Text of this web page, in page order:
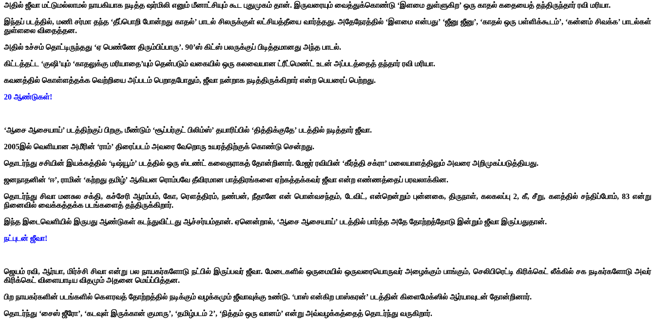
அதில் ஜீவா மட்டுமல்லாமல் நாயகியாக நடித்த ஷர்மிலி எனும் மீனாட்சியும் கூட புதுமுகம் தான். இருவரையும் வைத்துக்கொண்டு ‘இளமை துள்ளுகிற’ ஒரு காதல் கதையைத் தந்திருந்தார் ரவி மரியா.
இந்தப் படத்தில், மணி சர்மா தந்த ‘தீப்பொறி போன்றது காதல்’ பாடல் சிலருக்குள் லட்சியத்தீயை வார்த்தது. அதேநேரத்தில் ‘இளமை என்பது’ ‘ஜீனு ஜீனு’, ‘காதல் ஒரு பள்ளிக்கூடம்’, ‘கன்னம் சிவக்க’ பாடல்கள்
துள்ளலை விதைத்தன.
அதில் உச்சம் தொட்டிருந்தது ‘ஏ பெண்ணே திரும்பிப்பாரு’. 90’ஸ் கிட்ஸ் பலருக்குப் பிடித்தமானது அந்த பாடல்.
கிட்டத்தட்ட ‘குஷி’யும் ‘காதலுக்கு மரியாதை’யும் தென்படும் வகையில் ஒரு கலவையான ட்ரீட்மெண்ட் உடன் அப்படத்தைத் தந்தார் ரவி மரியா.
கவனத்தில் கொள்ளத்தக்க வெற்றியை அப்படம் பெறாதபோதும், ஜீவா நன்றாக நடித்திருக்கிறார் என்ற பெயரைப் பெற்றது.
20 ஆண்டுகள்!
‘ஆசை ஆசையாய்’ படத்திற்குப் பிறகு, மீண்டும் ‘சூப்பர்குட் பிலிம்ஸ்’ தயாரிப்பில் ‘தித்திக்குதே’ படத்தில் நடித்தார் ஜீவா.
2005இல் வெளியான அமீரின் ‘ராம்’ திரைப்படம் அவரை வேறொரு உயரத்திற்குக் கொண்டு சென்றது.
தொடர்ந்து சசியின் இயக்கத்தில் ‘டிஷ்யூம்’ படத்தில் ஒரு ஸ்டண்ட் கலைஞராகத் தோன்றினார். மேஜர் ரவியின் ‘கீர்த்தி சக்ரா’ மலையாளத்திலும் அவரை அறிமுகப்படுத்தியது.
ஜனநாதனின் ‘ஈ’, ராமின் ‘கற்றது தமிழ்’ ஆகியன ரொம்பவே தீவிரமான பாத்திரங்களை ஏற்கத்தக்கவர் ஜீவா என்ற எண்ணத்தைப் பரவலாக்கின.
தொடர்ந்து சிவா மனசுல சக்தி, கச்சேரி ஆரம்பம், கோ, ரௌத்திரம், நண்பன், நீதானே என் பொன்வசந்தம், டேவிட், என்றென்றும் புன்னகை, திருநாள், கலகலப்பு 2, கீ, சீறு, களத்தில் சந்திப்போம், 83 என்று
நினைவில் வைக்கத்தக்க படங்களைத் தந்திருக்கிறார்.
இந்த இடைவெளியில் இருபது ஆண்டுகள் கடந்துவிட்டது ஆச்சர்யம்தான். ஏனென்றால், ‘ஆசை ஆசையாய்’ படத்தில் பார்த்த அதே தோற்றத்தோடு இன்றும் ஜீவா இருப்பதுதான்.
நட்புடன் ஜீவா!
ஜெயம் ரவி, ஆர்யா, மிர்ச்சி சிவா என்று பல நாயகர்களோடு நட்பில் இருப்பவர் ஜீவா. மேடைகளில் ஒருமையில் ஒருவரையொருவர் அழைக்கும் பாங்கும், செலிபிரெட்டி கிரிக்கெட் லீக்கில் சக நடிகர்களோடு அவர்
கிரிக்கெட் விளையாடிய விதமும் அதனை மெய்ப்பித்தன.
பிற நாயகர்களின் படங்களில் கௌரவத் தோற்றத்தில் நடிக்கும் வழக்கமும் ஜீவாவுக்கு உண்டு. ‘பாஸ் என்கிற பாஸ்கரன்’ படத்தின் கிளைமேக்ஸில் ஆர்யாவுடன் தோன்றினார்.
தொடர்ந்து ‘சைஸ் ஜீரோ’, ‘கடவுள் இருக்கான் குமாரு’, ‘தமிழ்படம் 2’, ‘நித்தம் ஒரு வானம்’ என்று அவ்வழக்கத்தைத் தொடர்ந்து வருகிறார்.